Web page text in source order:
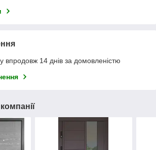
впродовж 14 днів за домовленістю